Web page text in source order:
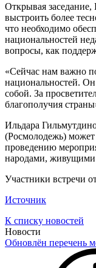
Открывая
выстроить более
что необходимо
национальностей
вопросы, как
«Сейчас нам важно
национальностей.
собой. За
благополучия
Ильдара
(Росмолодежь)
проведению
народами, живущими
Участники встречи
Источник
К списку новостей
Новости
Обновлён перечень